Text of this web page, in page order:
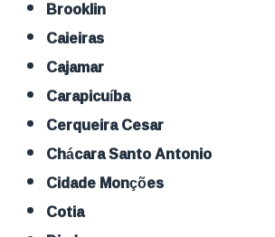
Brooklin
Caieiras
Cajamar
Carapicuíba
Cerqueira Cesar
Chácara Santo Antonio
Cidade Monções
Cotia